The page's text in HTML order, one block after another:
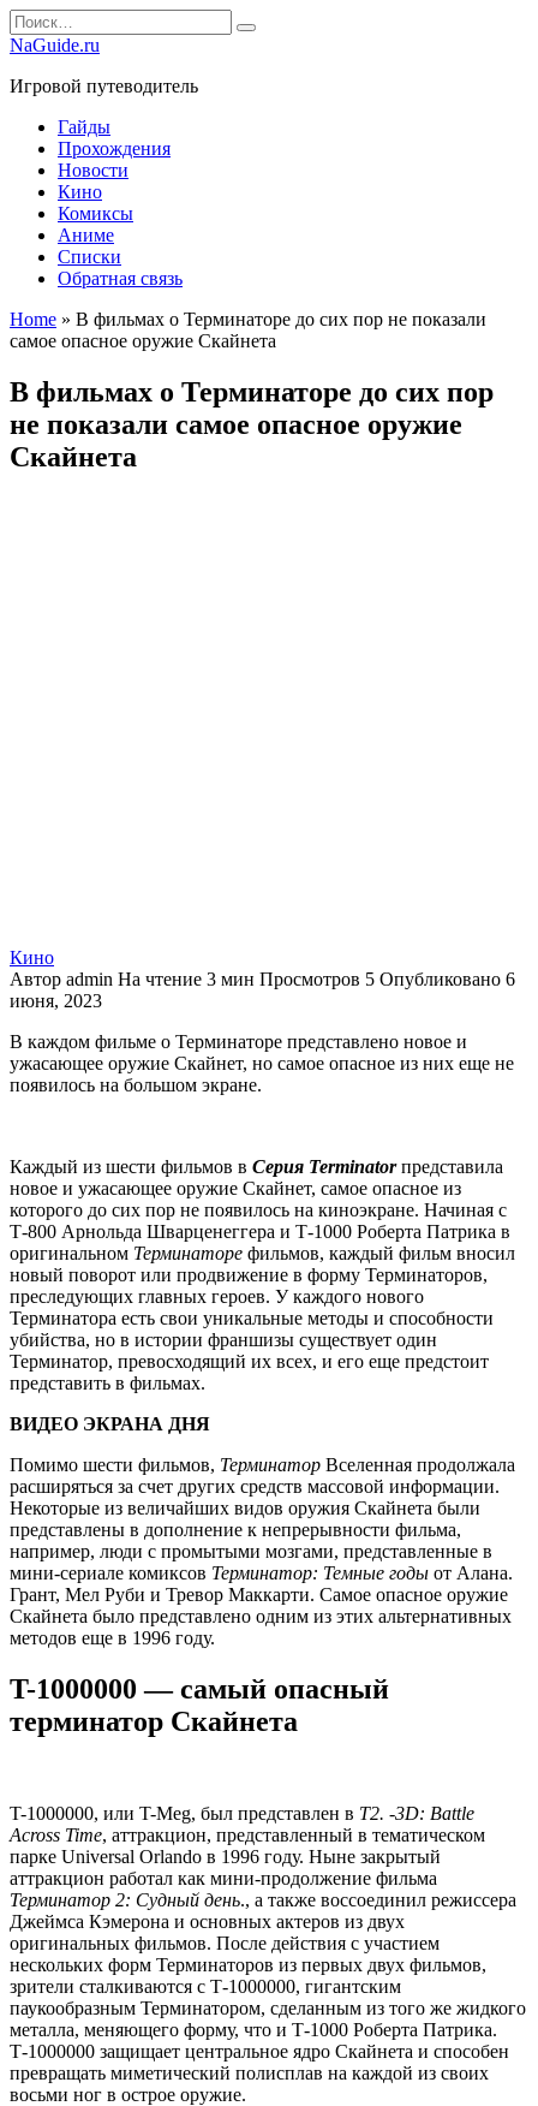
Перейти
к
Search
for:
NaGuide.ru
Игровой путеводитель
Гайды
Прохождения
Новости
Кино
Комиксы
Аниме
Списки
Обратная связь
Home » В фильмах о Терминаторе до сих пор не показали
самое опасное оружие Скайнета
В фильмах о Терминаторе до сих пор
не показали самое опасное оружие
Скайнета
Кино
Автор admin На чтение 3 мин Просмотров 5 Опубликовано 6
июня, 2023
В каждом фильме о Терминаторе представлено новое и
ужасающее оружие Скайнет, но самое опасное из них еще не
появилось на большом экране.
Каждый из шести фильмов в Серия Terminatorпредставила
новое и ужасающее оружие Скайнет, самое опасное из
которого до сих пор не появилось на киноэкране. Начиная с
Т-800 Арнольда Шварценеггера и Т-1000 Роберта Патрика в
оригинальном Терминаторе фильмов, каждый фильм вносил
новый поворот или продвижение в форму Терминаторов,
преследующих главных героев. У каждого нового
Терминатора есть свои уникальные методы и способности
убийства, но в истории франшизы существует один
Терминатор, превосходящий их всех, и его еще предстоит
представить в фильмах.
ВИДЕО ЭКРАНА ДНЯ
Помимо шести фильмов, Терминатор Вселенная продолжала
расширяться за счет других средств массовой информации.
Некоторые из величайших видов оружия Скайнета были
представлены в дополнение к непрерывности фильма,
например, люди с промытыми мозгами, представленные в
мини-сериале комиксов Терминатор: Темные годы от Алана.
Грант, Мел Руби и Тревор Маккарти. Самое опасное оружие
Скайнета было представлено одним из этих альтернативных
методов еще в 1996 году.
T-1000000 — самый опасный
терминатор Скайнета
T-1000000, или T-Meg, был представлен в T2. -3D: Battle
Across Time, аттракцион, представленный в тематическом
парке Universal Orlando в 1996 году. Ныне закрытый
аттракцион работал как мини-продолжение фильма
Терминатор 2: Судный день., а также воссоединил режиссера
Джеймса Кэмерона и основных актеров из двух
оригинальных фильмов. После действия с участием
нескольких форм Терминаторов из первых двух фильмов,
зрители сталкиваются с Т-1000000, гигантским
паукообразным Терминатором, сделанным из того же жидкого
металла, меняющего форму, что и Т-1000 Роберта Патрика.
Т-1000000 защищает центральное ядро ​​Скайнета и способен
превращать миметический полисплав на каждой из своих
восьми ног в острое оружие.